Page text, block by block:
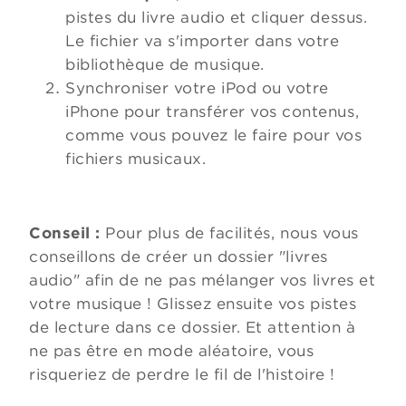
pistes du livre audio et cliquer dessus.
Le fichier va s'importer dans votre
bibliothèque de musique.
Synchroniser votre iPod ou votre
iPhone pour transférer vos contenus,
comme vous pouvez le faire pour vos
fichiers musicaux.
Conseil : Pour plus de facilités, nous vous
conseillons de créer un dossier "livres
audio" afin de ne pas mélanger vos livres et
votre musique ! Glissez ensuite vos pistes
de lecture dans ce dossier. Et attention à
ne pas être en mode aléatoire, vous
risqueriez de perdre le fil de l'histoire !